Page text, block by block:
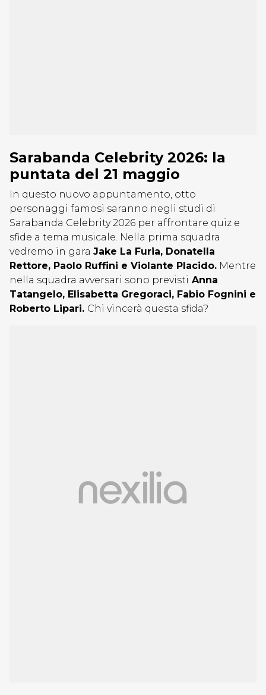
Sarabanda Celebrity 2026: la
puntata del 21 maggio
In questo nuovo appuntamento, otto
personaggi famosi saranno negli studi di
Sarabanda Celebrity 2026 per affrontare quiz e
sfide a tema musicale. Nella prima squadra
vedremo in gara Jake La Furia, Donatella
Rettore, Paolo Ruffini e Violante Placido. Mentre
nella squadra avversari sono previsti Anna
Tatangelo, Elisabetta Gregoraci, Fabio Fognini e
Roberto Lipari. Chi vincerà questa sfida?